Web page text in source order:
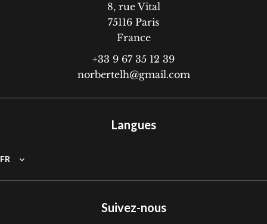
8, rue Vital
75116 Paris
France
+33 9 67 35 12 39
norbertelh@gmail.com
Langues
FR
Suivez-nous